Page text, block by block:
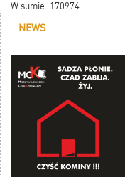
W sumie: 170974
NEWS